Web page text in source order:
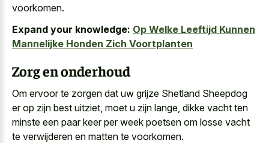
voorkomen.
Expand your knowledge: Op Welke Leeftijd Kunnen
Mannelijke Honden Zich Voortplanten
Zorg en onderhoud
Om ervoor te zorgen dat uw grijze Shetland Sheepdog
er op zijn best uitziet, moet u zijn lange, dikke vacht ten
minste een paar keer per week poetsen om losse vacht
te verwijderen en matten te voorkomen.